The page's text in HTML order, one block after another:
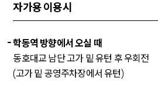
자가용 이용시
학동역 방향에서 오실 때
동호대교 남단 고가 밑 유턴 후 우회전
(고가 밑 공영주차장에서 유턴)